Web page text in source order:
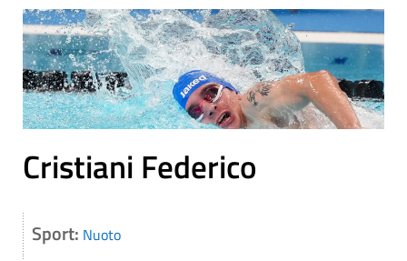
Cristiani Federico
Sport: Nuoto